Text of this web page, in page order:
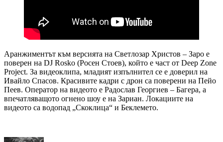
Аранжиментът към версията на Светлозар Христов – Заро е
поверен на DJ Rosko (Росен Стоев), който е част от Deep Zone
Project. За видеоклипа, младият изпълнител се е доверил на
Ивайло Спасов. Красивите кадри с дрон са поверени на Пейо
Пеев. Оператор на видеото е Радослав Георгиев – Багера, а
впечатляващото огнено шоу е на Зариан. Локациите на
видеото са водопад „Скоклица“ и Беклемето.